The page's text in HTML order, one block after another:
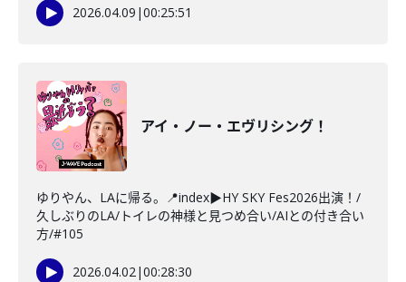
2026.04.09 |00:25:51
アイ・ノー・エヴリシング！
ゆりやん、LAに帰る。📍index▶HY SKY Fes2026出演！/
久しぶりのLA/トイレの神様と見つめ合い/AIとの付き合い
方/#105
2026.04.02|00:28:30